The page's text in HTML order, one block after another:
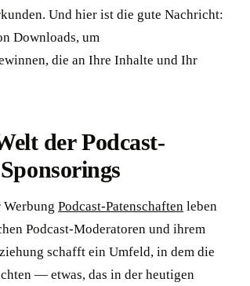
Und hier ist die gute Nachricht:
Downloads, um
die an Ihre Inhalte und Ihr
der Podcast-
Werbung Podcast-Patenschaften leben
Podcast-Moderatoren und ihrem
schafft ein Umfeld, in dem die
— etwas, das in der heutigen